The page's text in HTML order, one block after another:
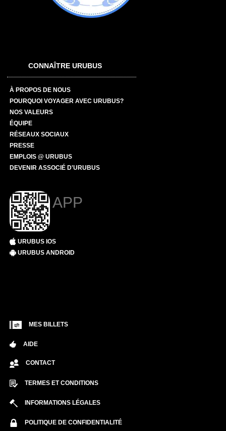
CONNAÎTRE URUBUS
À PROPOS DE NOUS
POURQUOI VOYAGER AVEC URUBUS?
NOS VALEURS
ÉQUIPE
RÉSEAUX SOCIAUX
PRESSE
EMPLOIS @ URUBUS
DEVENIR ASSOCIÉ D'URUBUS
APP
URUBUS IOS
URUBUS ANDROID
MES BILLETS
AIDE
CONTACT
TERMES ET CONDITIONS
INFORMATIONS LÉGALES
POLITIQUE DE CONFIDENTIALITÉ